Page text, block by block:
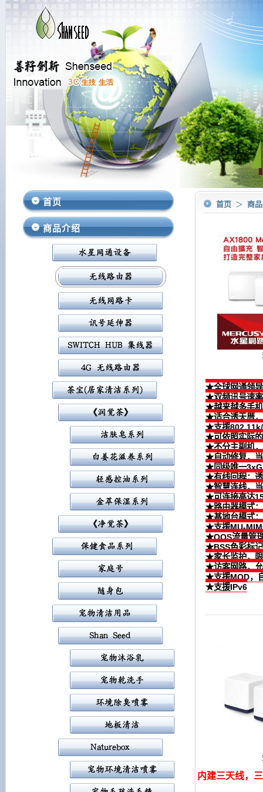
首页 ＞ 商
★全球网通领
★双频讯号速
★越来越多手
★适合透天厝
★支援802.11k/
★可依照实际
★不分主副机，
★自动修复，当
★同级唯一
★有线回程：透
★智慧连线，
★可连接高达
★路由器模式
★基地台模式
★支援MU-
★QOS流量管
★BSS色彩标
★家长监护，
★访客网路，允
★支援MOD，
★支援IPv6
内建三天线，
首页
商品介绍